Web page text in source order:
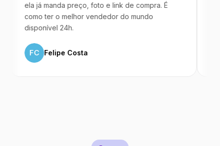
já manda preço, foto e link de compra. É
ter o melhor vendedor do mundo
24h.
Felipe Costa